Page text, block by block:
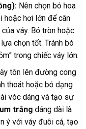
Nên chọn bó hoa
hoặc hơi lớn để cân
váy. Bó tròn hoặc
chọn tốt. Tránh bó
trong chiếc váy lớn.
tôn lên đường cong
thoát hoặc bó dạng
vóc dáng và tạo sự
trắng dáng dài là
ý với váy đuôi cá, tạo